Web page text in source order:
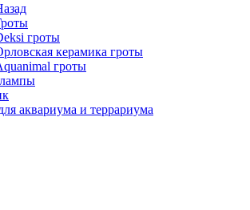
гроты
керамика гроты
гроты
аквариума и террариума